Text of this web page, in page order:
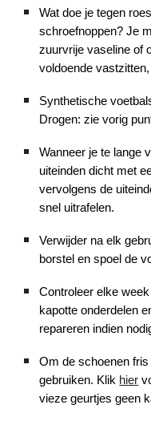
Wat doe je tegen
schroefnoppen? Je
zuurvrije vaseline of
voldoende
Synthetische
Drogen: zie vorig
Wanneer je te lange
uiteinden dicht met
vervolgens de
snel uitrafelen.
Verwijder na elk
borstel en spoel de
Controleer elke
kapotte onderdelen
repareren indien
Om de schoenen
gebruiken. Klik hier
vieze geurtjes geen